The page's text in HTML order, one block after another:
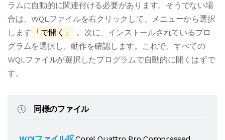
ラムに自動的に関連付ける必要があります。そうでない場
合は、WQLファイルを右クリックして、メニューから選択
します
「で開く」
。次に、インストールされているプロ
グラムを選択し、動作を確認します。これで、すべての
WQLファイルが選択したプログラムで自動的に開くはずで
す。
同様のファイル